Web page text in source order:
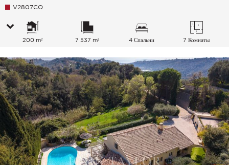
V2807CO
200 m² 7 537 m² 4 Спальни 7 Комнаты